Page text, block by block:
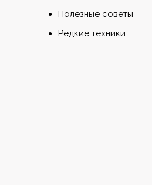
Полезные советы
Редкие техники